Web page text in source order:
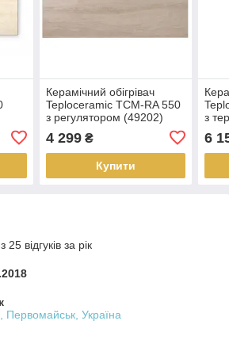
Керамічний обігрівач
Teploceramic ТСМ-RA 550
з регулятором (49202)
4 299₴
Купити
з
6
відгуків за рік
Первомайськ, Україна